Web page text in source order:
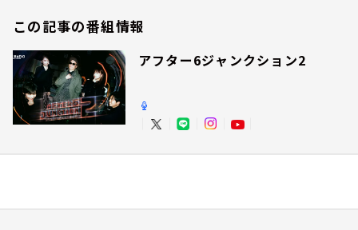
この記事の番組情報
アフター6ジャンクション2